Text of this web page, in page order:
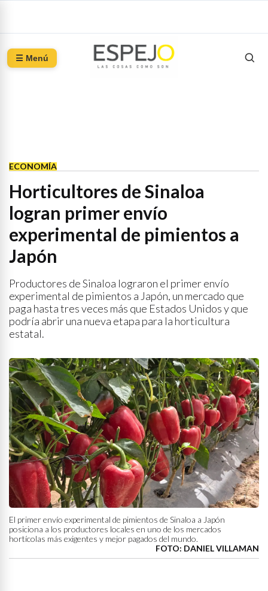
☰ Menú
ECONOMÍA
Horticultores de Sinaloa
logran primer envío
experimental de pimientos a
Japón
Productores de Sinaloa lograron el primer envío
experimental de pimientos a Japón, un mercado que
paga hasta tres veces más que Estados Unidos y que
podría abrir una nueva etapa para la horticultura
estatal.
El primer envío experimental de pimientos de Sinaloa a Japón
posiciona a los productores locales en uno de los mercados
hortícolas más exigentes y mejor pagados del mundo.
FOTO: DANIEL VILLAMAN